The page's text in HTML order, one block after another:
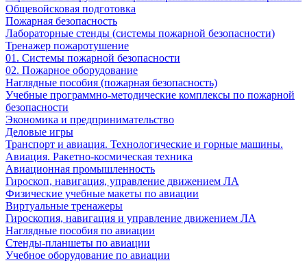
Общевойсковая подготовка
Пожарная безопасность
Лабораторные стенды (системы пожарной безопасности)
Тренажер пожаротушение
01. Системы пожарной безопасности
02. Пожарное оборудование
Наглядные пособия (пожарная безопасность)
Учебные программно-методические комплексы по пожарной
безопасности
Экономика и предпринимательство
Деловые игры
Транспорт и авиация. Технологические и горные машины.
Авиация. Ракетно-космическая техника
Авиационная промышленность
Гироскоп, навигация, управление движением ЛА
Физические учебные макеты по авиации
Виртуальные тренажеры
Гироскопия, навигация и управление движением ЛА
Наглядные пособия по авиации
Стенды-планшеты по авиации
Учебное оборудование по авиации